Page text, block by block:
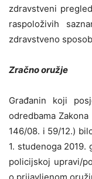
zdravstveni
raspoloživih
zdravstveno
Zračno oružje
Građanin koji
odredbama
146/08. i 59/12.)
1. studenoga
policijskoj upravi/